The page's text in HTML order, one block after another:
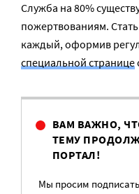
Служба на 80%
пожертвованиям.
каждый, оформив
специальной странице
ВАМ ВАЖНО,
ТЕМУ
ПОРТАЛ!
Мы просим